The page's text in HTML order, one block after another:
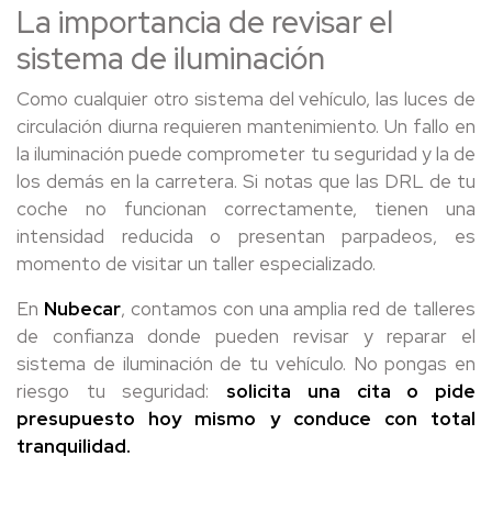
La importancia de revisar el
sistema de iluminación
Como cualquier otro sistema del vehículo, las luces de
circulación diurna requieren mantenimiento. Un fallo en
la iluminación puede comprometer tu seguridad y la de
los demás en la carretera. Si notas que las DRL de tu
coche no funcionan correctamente, tienen una
intensidad reducida o presentan parpadeos, es
momento de visitar un taller especializado.
En Nubecar, contamos con una amplia red de talleres
de confianza donde pueden revisar y reparar el
sistema de iluminación de tu vehículo. No pongas en
riesgo tu seguridad: solicita una cita o pide
presupuesto hoy mismo y conduce con total
tranquilidad.